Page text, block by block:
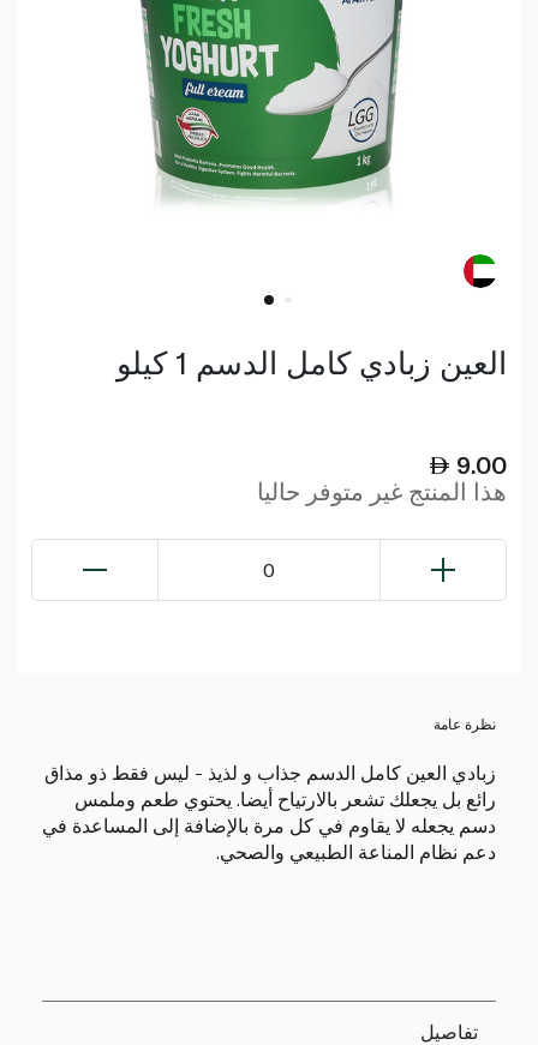
العين زبادي كامل الدسم 1 كيلو
9.00
هذا المنتج غير متوفر حاليا
0
نظرة عامة
زبادي العين كامل الدسم جذاب و لذيذ - ليس فقط ذو مذاق
رائع بل يجعلك تشعر بالارتياح أيضا. يحتوي طعم وملمس
دسم يجعله لا يقاوم في كل مرة بالإضافة إلى المساعدة في
دعم نظام المناعة الطبيعي والصحي.
تفاصيل